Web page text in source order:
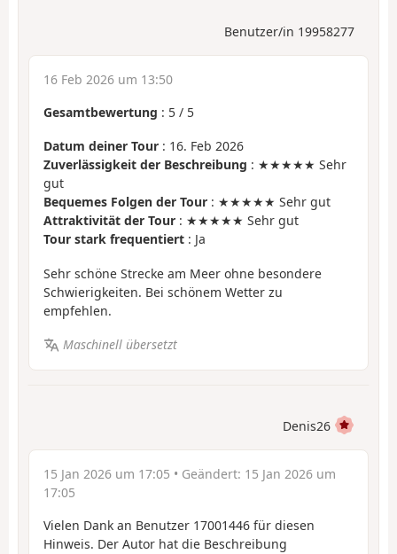
Benutzer/in 19958277
16 Feb 2026 um 13:50
Gesamtbewertung : 5 / 5
Datum deiner Tour : 16. Feb 2026
Zuverlässigkeit der Beschreibung : ★★★★★ Sehr
gut
Bequemes Folgen der Tour : ★★★★★ Sehr gut
Attraktivität der Tour : ★★★★★ Sehr gut
Tour stark frequentiert : Ja
Sehr schöne Strecke am Meer ohne besondere
Schwierigkeiten. Bei schönem Wetter zu
empfehlen.
Maschinell übersetzt
Denis26
15 Jan 2026 um 17:05 • Geändert: 15 Jan 2026 um
17:05
Vielen Dank an Benutzer 17001446 für diesen
Hinweis. Der Autor hat die Beschreibung